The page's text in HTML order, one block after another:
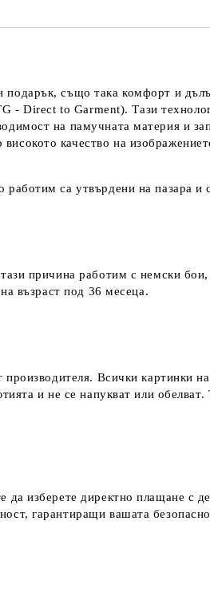
също така комфорт и
- Direct to Garment). Тази
на памучната материя и
качество на
са утвърдени на пазара и
причина работим с немски
възраст под 36 месеца.
Всички картинки
и не се напукват или обелват.
изберете директно плащане с
гарантиращи вашата